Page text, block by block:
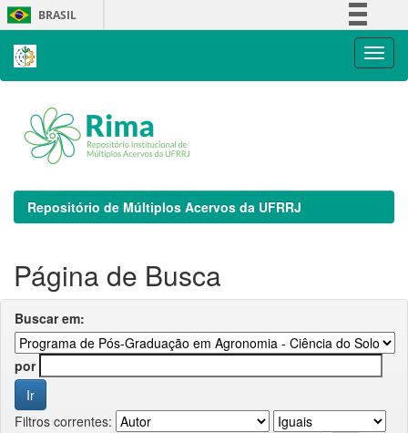
Skip
navigation
BRASIL
Repositório de Múltiplos Acervos da UFRRJ
Página de Busca
Buscar em:
por
Filtros correntes: